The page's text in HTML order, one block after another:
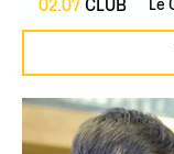
02.07 CLUB Le